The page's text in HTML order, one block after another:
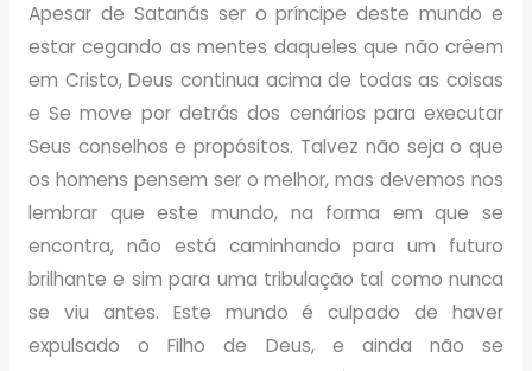
Apesar de Satanás ser o príncipe deste mundo e
estar cegando as mentes daqueles que não crêem
em Cristo, Deus continua acima de todas as coisas
e Se move por detrás dos cenários para executar
Seus conselhos e propósitos. Talvez não seja o que
os homens pensem ser o melhor, mas devemos nos
lembrar que este mundo, na forma em que se
encontra, não está caminhando para um futuro
brilhante e sim para uma tribulação tal como nunca
se viu antes. Este mundo é culpado de haver
expulsado o Filho de Deus, e ainda não se